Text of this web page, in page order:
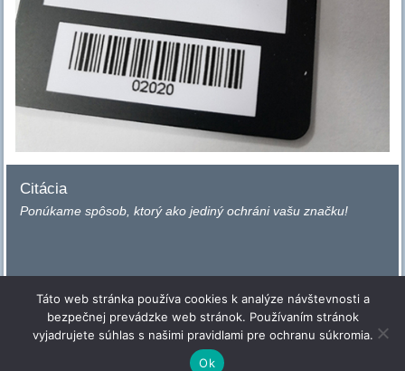
Citácia
Ponúkame spôsob, ktorý ako jediný ochráni vašu značku!
Táto web stránka používa cookies k analýze návštevnosti a
bezpečnej prevádzke web stránok. Používaním stránok
vyjadrujete súhlas s našimi pravidlami pre ochranu súkromia.
Ok